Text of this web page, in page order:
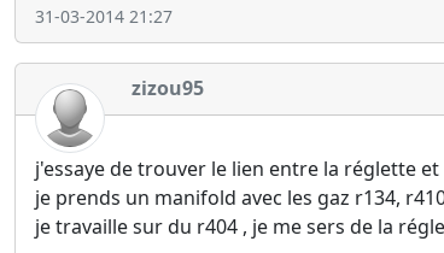
31-03-2014 21:27
zizou95
j'essaye de trouver le lien entre la réglette
je prends un manifold avec les gaz r134,
je travaille sur du r404 , je me sers de la